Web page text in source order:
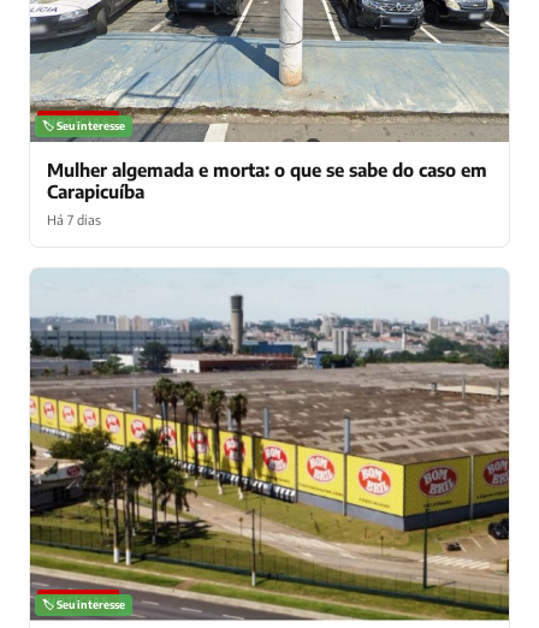
NOTÍCIAS
🏷️ Seu interesse
Mulher algemada e morta: o que se sabe do caso em
Carapicuíba
Há 7 dias
NOTÍCIAS
🏷️ Seu interesse